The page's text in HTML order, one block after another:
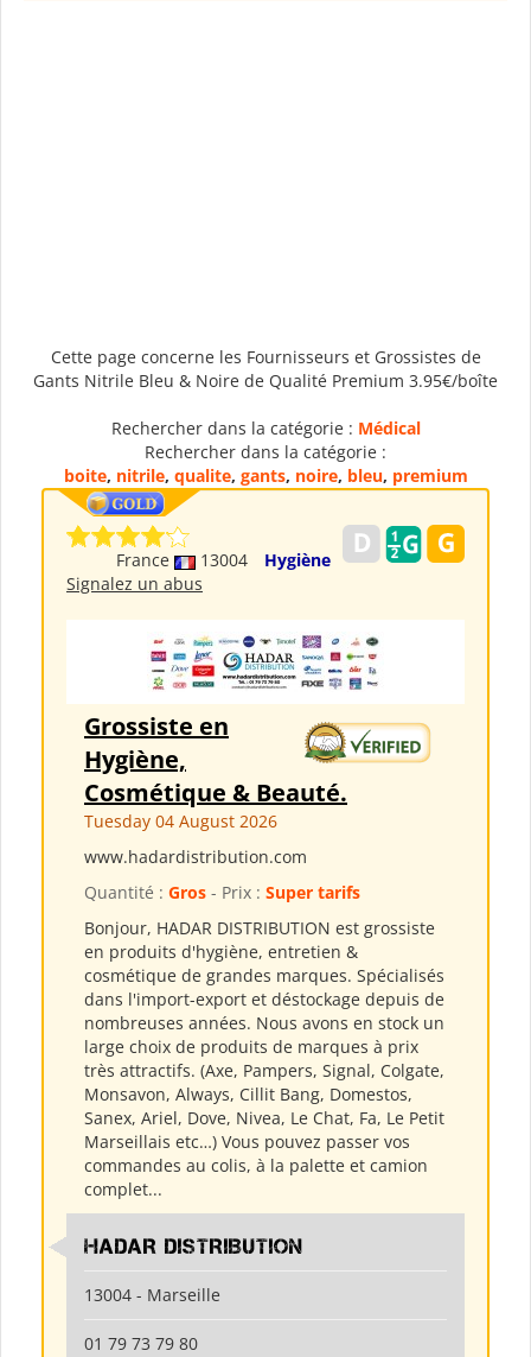
Cette page concerne les Fournisseurs et Grossistes de
Gants Nitrile Bleu & Noire de Qualité Premium 3.95€/boîte
Rechercher dans la catégorie : Médical
Rechercher dans la catégorie :
boite, nitrile, qualite, gants, noire, bleu, premium
France 13004
Hygiène
Signalez un abus
Grossiste en
Hygiène,
Cosmétique & Beauté.
Tuesday 04 August 2026
www.hadardistribution.com
Quantité : Gros - Prix : Super tarifs
Bonjour, HADAR DISTRIBUTION est grossiste
en produits d'hygiène, entretien &
cosmétique de grandes marques. Spécialisés
dans l'import-export et déstockage depuis de
nombreuses années. Nous avons en stock un
large choix de produits de marques à prix
très attractifs. (Axe, Pampers, Signal, Colgate,
Monsavon, Always, Cillit Bang, Domestos,
Sanex, Ariel, Dove, Nivea, Le Chat, Fa, Le Petit
Marseillais etc…) Vous pouvez passer vos
commandes au colis, à la palette et camion
complet...
HADAR DISTRIBUTION
13004 - Marseille
01 79 73 79 80